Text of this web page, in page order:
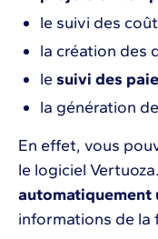
le suivi des
la création des
le suivi des
la génération
En effet, vous
le logiciel
automatiquement
informations de la